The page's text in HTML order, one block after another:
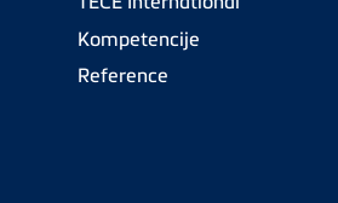
Reference